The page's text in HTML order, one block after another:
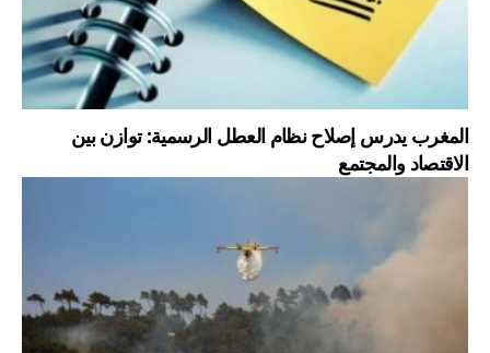
المغرب يدرس إصلاح نظام العطل الرسمية: توازن بين
الاقتصاد والمجتمع